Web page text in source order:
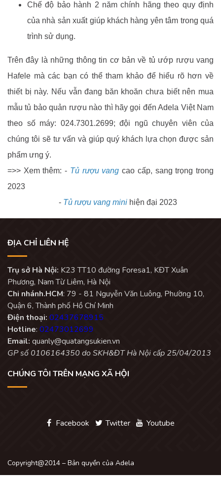
Chế độ bảo hành 2 năm chính hãng theo quy định
của nhà sản xuất giúp khách hàng yên tâm trong quá
trình sử dụng.
Trên đây là những thông tin cơ bản về tủ ướp rượu vang
Hafele mà các bạn có thể tham khảo để hiểu rõ hơn về
thiết bị này. Nếu vẫn đang băn khoăn chưa biết nên mua
mẫu tủ bảo quản rượu nào thì hãy gọi đến Adela Việt Nam
theo số máy: 024.7301.2699; đội ngũ chuyên viên của
chúng tôi sẽ tư vấn và giúp quý khách lựa chọn được sản
phẩm ưng ý.
=>> Xem thêm: - Tủ rượu vang cao cấp, sang trọng trong
2023
- Tủ rượu vang mini hiện đại 2023
ĐỊA CHỈ LIÊN HỆ
Trụ sở Hà Nội: K23 TT10 đường Foresa1, KĐT Xuân
Phương, Nam Từ Liêm, Hà Nội
Chi nhánh.HCM: 79 - 81 Nguyễn Văn Luông, Phường 10,
Quận 6, Thành phố Hồ Chí Minh
Điện thoại: 02437678915
Hotline: 02473012699
Email: quanly@quatangsukien.vn
GP số 0106164350 do SKH&ĐT Hà Nội cấp 25/04/2013
CHÚNG TÔI TRÊN MẠNG XÃ HỘI
Facebook Twitter Youtube
Copyright@2014 – Bản quyền của Adela